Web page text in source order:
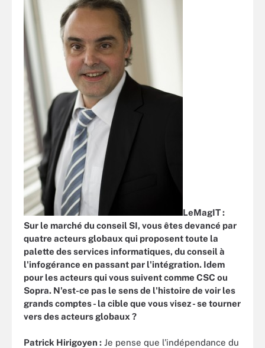
LeMagIT :
Sur le marché du conseil SI, vous êtes devancé par
quatre acteurs globaux qui proposent toute la
palette des services informatiques, du conseil à
l'infogérance en passant par l'intégration. Idem
pour les acteurs qui vous suivent comme CSC ou
Sopra. N'est-ce pas le sens de l'histoire de voir les
grands comptes - la cible que vous visez - se tourner
vers des acteurs globaux ?
Patrick Hirigoyen : Je pense que l'indépendance du